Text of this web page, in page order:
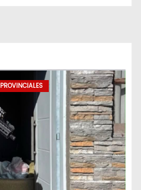
PROVINCIALES